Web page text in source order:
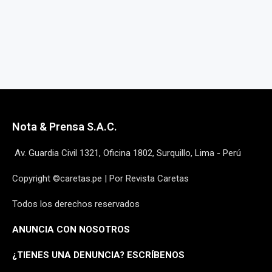
Nota & Prensa S.A.C.
Av. Guardia Civil 1321, Oficina 1802, Surquillo, Lima - Perú
Copyright ©caretas.pe | Por Revista Caretas
Todos los derechos reservados
ANUNCIA CON NOSOTROS
¿TIENES UNA DENUNCIA? ESCRÍBENOS